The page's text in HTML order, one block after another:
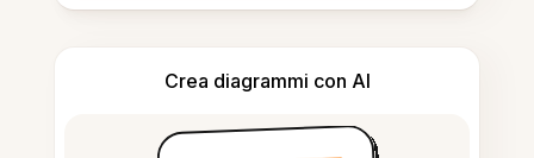
Crea diagrammi con AI